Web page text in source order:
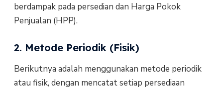
berdampak pada persedian dan Harga Pokok
Penjualan (HPP).
2. Metode Periodik (Fisik)
Berikutnya adalah menggunakan metode periodik
atau fisik, dengan mencatat setiap persediaan